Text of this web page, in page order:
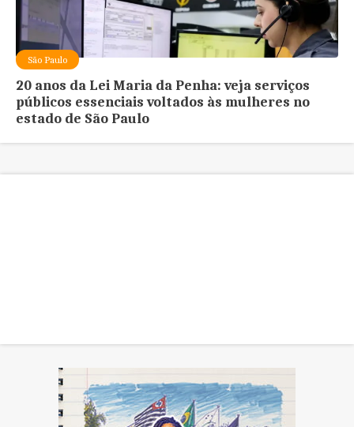
São Paulo
20 anos da Lei Maria da Penha: veja serviços
públicos essenciais voltados às mulheres no
estado de São Paulo